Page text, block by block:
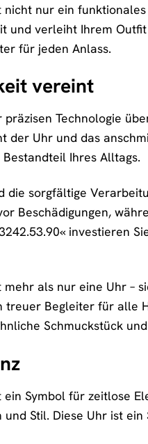
nicht nur ein
und verleiht Ihrem
für jeden Anlass.
vereint
Technologie
Uhr und das
Ihres Alltags.
sorgfältige
Beschädigungen,
investieren
mehr als nur eine Uhr
Begleiter für alle
Schmuckstück
ein Symbol für zeitlose
Stil. Diese Uhr ist